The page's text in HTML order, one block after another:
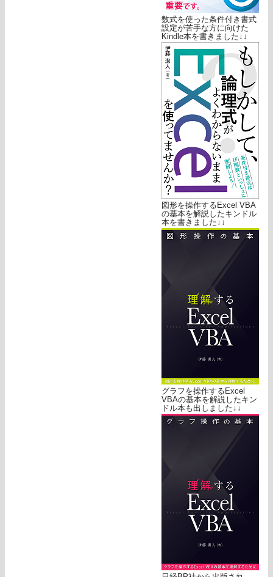
数式を使った条件付き書式
設定が苦手な方に向けた
Kindle本を書きました↓↓
図形を操作するExcel VBA
の基本を解説したキンドル
本を書きました↓↓
グラフを操作するExcel
VBAの基本を解説したキン
ドル本も出しました↓↓